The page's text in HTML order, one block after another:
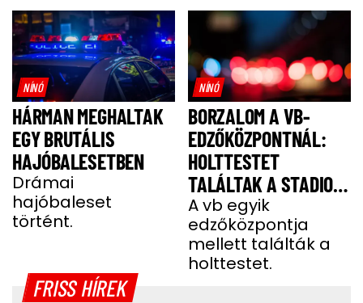
NÍNÓ
HÁRMAN MEGHALTAK
EGY BRUTÁLIS
HAJÓBALESETBEN
Drámai
hajóbaleset
történt.
NÍNÓ
BORZALOM A VB-
EDZŐKÖZPONTNÁL:
HOLTTESTET
TALÁLTAK A STADION
MELLETTI
PARKOLÓBAN
A vb egyik
edzőközpontja
mellett találták a
holttestet.
FRISS HÍREK